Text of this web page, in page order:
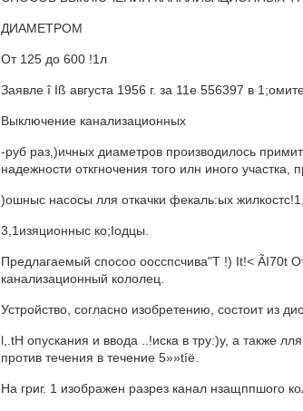
ДИАМЕТРОМ
От 125 до 600 !1л
Заявле î Iß августа 1956 г. за 11е 556397 в
Выключение канализационных
-руб раз,)ичных диаметров производилось
надежности откгночения того илн иного
)ошныс насосы лля откачки фекаль:ых
3,1изяционныс ко;Iодцы.
Предлагаемый спосоо оосспсчива"T !) It!< ÃI70t
канализационный кололец.
Устройство, согласно изобретению, состоит из
l,.tH опускания и ввода ..!иска в тру:)у, а также
против течения в течение 5»»tíë.
На григ. 1 изображен разрез канал нзащппшогo